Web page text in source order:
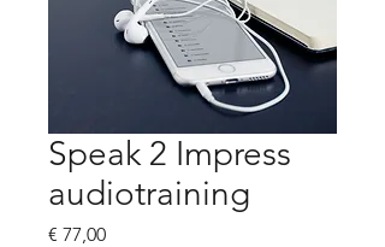
Speak 2 Impress
audiotraining
€ 77,00Prijs